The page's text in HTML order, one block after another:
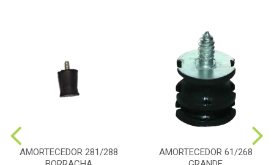
AMORTECEDOR 281/288
AMORTECEDOR 61/268